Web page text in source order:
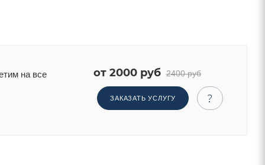
на все от 2000 руб 2400 руб
ЗАКАЗАТЬ УСЛУГУ